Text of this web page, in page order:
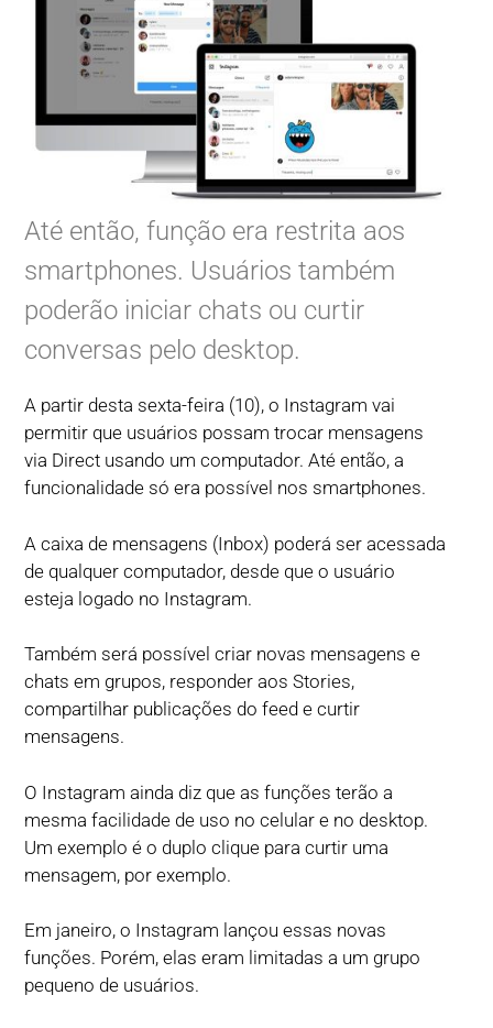
Até então, função era restrita aos
smartphones. Usuários também
poderão iniciar chats ou curtir
conversas pelo desktop.
A partir desta sexta-feira (10), o Instagram vai
permitir que usuários possam trocar mensagens
via Direct usando um computador. Até então, a
funcionalidade só era possível nos smartphones.
A caixa de mensagens (Inbox) poderá ser acessada
de qualquer computador, desde que o usuário
esteja logado no Instagram.
Também será possível criar novas mensagens e
chats em grupos, responder aos Stories,
compartilhar publicações do feed e curtir
mensagens.
O Instagram ainda diz que as funções terão a
mesma facilidade de uso no celular e no desktop.
Um exemplo é o duplo clique para curtir uma
mensagem, por exemplo.
Em janeiro, o Instagram lançou essas novas
funções. Porém, elas eram limitadas a um grupo
pequeno de usuários.